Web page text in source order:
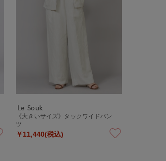
Le Souk
《大きいサイズ》タックワイドパン
ツ
￥11,440(税込)